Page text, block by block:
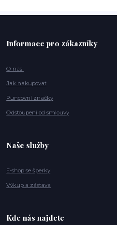
Informace pro zákazníky
O nás
Jak nakupovat
Puncovní značky
Odstoupení od smlouvy
Naše služby
E-shop se šperky
Výkup a zástava
Kde nás najdete